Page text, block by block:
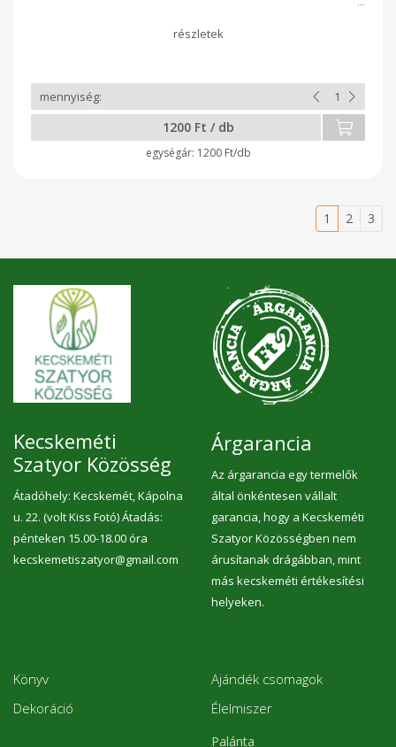
1200 Ft / db
1200 Ft/db
1 2 3
Kecskeméti
Szatyor Közösség
Átadóhely: Kecskemét, Kápolna
u. 22. (volt Kiss Fotó) Átadás:
pénteken 15.00-18.00 óra
kecskemetiszatyor@gmail.com
Árgarancia
Az árgarancia egy termelők
által önkéntesen vállalt
garancia, hogy a Kecskeméti
Szatyor Közösségben nem
árusítanak drágábban, mint
más kecskeméti értékesítési
helyeken.
Könyv
Dekoráció
Ajándék csomagok
Élelmiszer
Palánta